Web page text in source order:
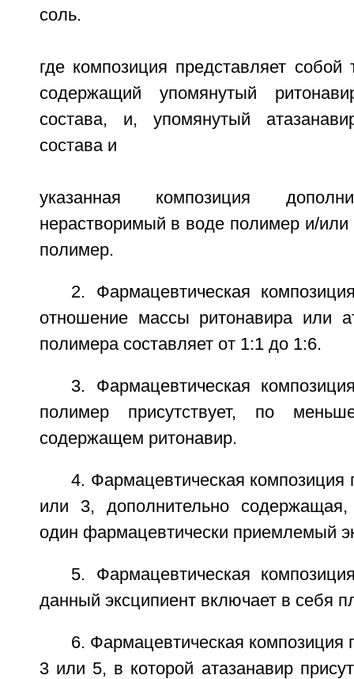
соль.
где композиция представляет собой
содержащий упомянутый
состава, и, упомянутый
состава и
указанная композиция
нерастворимый в воде полимер и/
полимер.
2. Фармацевтическая
отношение массы ритонавира или
полимера составляет от 1:1 до 1:6.
3. Фармацевтическая
полимер присутствует, по
содержащем ритонавир.
4. Фармацевтическая
или 3, дополнительно
один фармацевтически приемлемый
5. Фармацевтическая
данный эксципиент включает в себя
6. Фармацевтическая композиция
3 или 5, в которой атазанавир